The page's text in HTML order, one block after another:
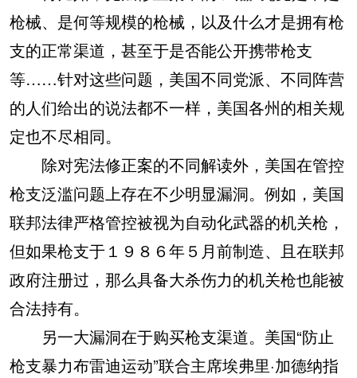
枪械、是何等规模的枪械，以及什么才是拥有枪
支的正常渠道，甚至于是否能公开携带枪支
等……针对这些问题，美国不同党派、不同阵营
的人们给出的说法都不一样，美国各州的相关规
定也不尽相同。
除对宪法修正案的不同解读外，美国在管控
枪支泛滥问题上存在不少明显漏洞。例如，美国
联邦法律严格管控被视为自动化武器的机关枪，
但如果枪支于１９８６年５月前制造、且在联邦
政府注册过，那么具备大杀伤力的机关枪也能被
合法持有。
另一大漏洞在于购买枪支渠道。美国“防止
枪支暴力布雷迪运动”联合主席埃弗里·加德纳指